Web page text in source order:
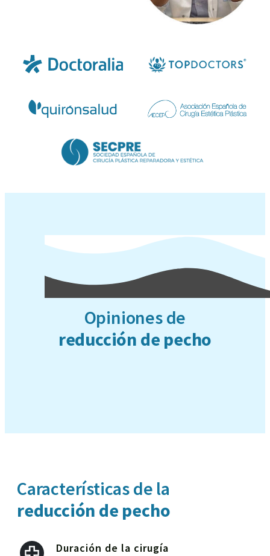
Opiniones de
reducción de pecho
Características de la
reducción de pecho
Duración de la cirugía